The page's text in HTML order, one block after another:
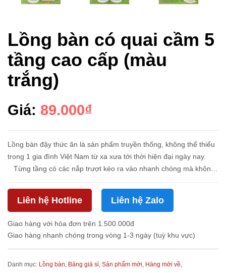
Lồng bàn có quai cầm 5
tầng cao cấp (màu
trắng)
Giá: 89.000₫
Lồng bàn đậy thức ăn là sản phẩm truyền thống, không thể thiếu
trong 1 gia đình Việt Nam từ xa xưa tới thời hiện đại ngày nay.
Từng tầng có các nắp trượt kéo ra vào nhanh chóng mà không
Liên hệ Hotline Liên hệ Zalo
Giao hàng với hóa đơn trên 1.500.000đ
Giao hàng nhanh chóng trong vòng 1-3 ngày (tuỳ khu vực)
Danh mục: Lồng bàn, Bảng giá sỉ, Sản phẩm mới, Hàng mới về,